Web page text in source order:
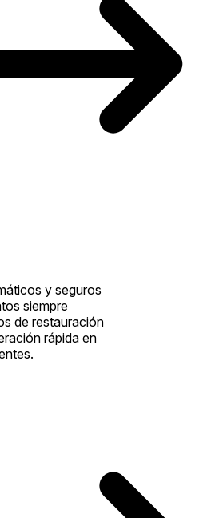
y seguros
siempre
de restauración
rápida en